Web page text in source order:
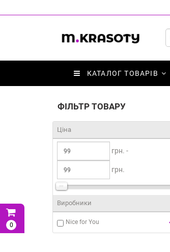
0
КАТАЛОГ ТОВАРІВ
ФІЛЬТР ТОВАРУ
Ціна
грн. -
грн.
Виробники
Nice for You